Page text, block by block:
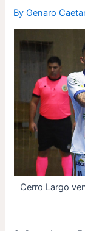
ByGenaro
Cerro Largo